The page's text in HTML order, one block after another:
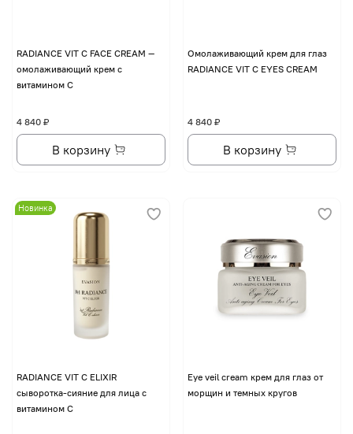
RADIANCE VIT C FACE CREAM —
омолаживающий крем с
витамином С
4 840 ₽
В корзину
Омолаживающий крем для глаз
RADIANCE VIT C EYES CREAM
4 840 ₽
В корзину
Новинка
RADIANCE VIT C ELIXIR
сыворотка-сияние для лица с
витамином С
Eye veil cream крем для глаз от
морщин и темных кругов